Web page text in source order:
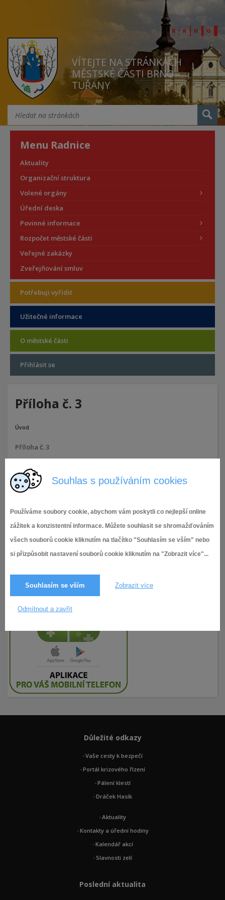
Souhlas s používáním cookies
Používáme soubory cookie, abychom vám poskytli co nejlepší online
zážitek a konzistentní informace. Můžete souhlasit se shromažďováním
všech souborů cookie kliknutím na tlačítko "Souhlasím se vším" nebo
si přizpůsobit nastavení souborů cookie kliknutím na "Zobrazit více"...
Souhlasím se vším Zobrazit více
Odmítnout a zavřít
VÍTEJTE NA STRÁNKÁCH
MĚSTSKÉ ČÁSTI BRNO
TUŘANY
Menu Radnice
Aktuality
Organizační struktura
Volené orgány
Úřední deska
Povinné informace
Rozpočet městské části
Veřejné zakázky
Zveřejňování smluv
Potřebuji vyřídit
Užitečné informace
O městské části
Přihlásit se
Příloha č. 3
Úvod
Příloha č. 3
13.9.2022
Důležité odkazy
Vaše cesty k bezpečí
Portál krizového řízení
Pálení klestí
Dráček Hasík
Aktuality
Kontakty a úřední hodiny
Kalendář akcí
Slavnosti zelí
Poslední aktualita